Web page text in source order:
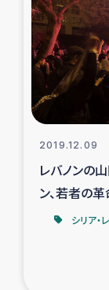
2019.12.09
レバノンの
ン、若者の
シリア・